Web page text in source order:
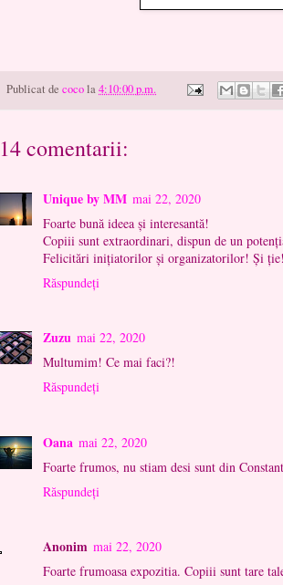
Publicat de cocola4:10:00 p.m.
14 comentarii:
Unique by MM mai 22, 2020
Foarte bună ideea și interesantă!
Copiii sunt extraordinari, dispun de un
Felicitări inițiatorilor și organizatorilor! Și ție!
Răspundeți
Zuzu mai 22, 2020
Multumim! Ce mai faci?!
Răspundeți
Oana mai 22, 2020
Foarte frumos, nu stiam desi sunt din
Răspundeți
Anonim mai 22, 2020
Foarte frumoasa expozitia. Copiii sunt tare